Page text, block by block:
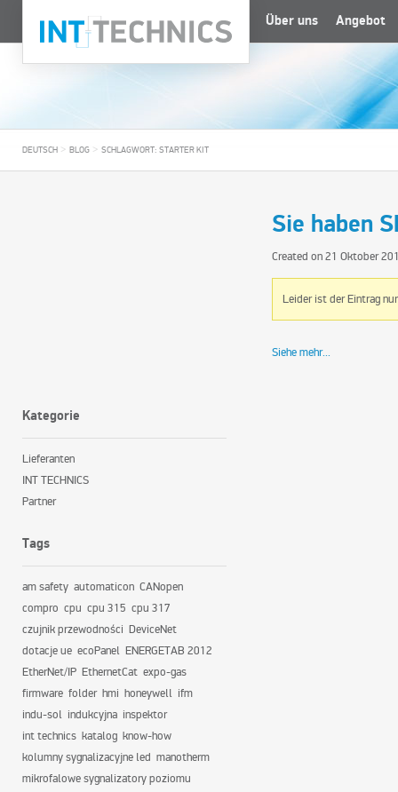
Über uns Angebot
DEUTSCH > BLOG > SCHLAGWORT: STARTER KIT
Sie haben
Created on21 Oktober
Leider ist der Eintrag
Siehe mehr...
Kategorie
Lieferanten
INT TECHNICS
Partner
Tags
am safety automaticon CANopen
compro cpu cpu 315 cpu 317
czujnik przewodności DeviceNet
dotacje ue ecoPanel ENERGETAB 2012
EtherNet/IP EthernetCat expo-gas
firmware folder hmi honeywell ifm
indu-sol indukcyjna inspektor
int technics katalog know-how
kolumny sygnalizacyjne led manotherm
mikrofalowe sygnalizatory poziomu